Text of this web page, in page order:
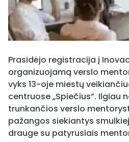
Prasidėjo registracija į
organizuojamą verslo
vyks 13-oje miestų
centruose „Spiečius”. Ilgiau
trunkančios verslo
pažangos siekiantys
drauge su patyrusiais